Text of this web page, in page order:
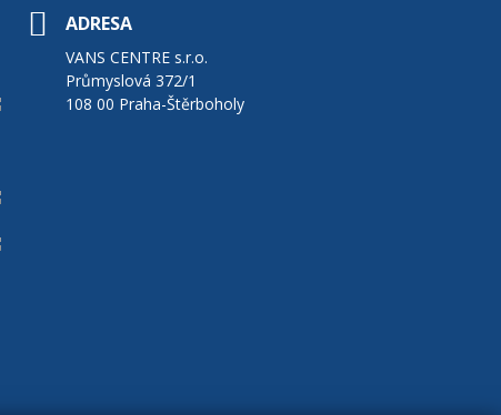
ADRESA
VANS CENTRE s.r.o.
Průmyslová 372/1
108 00 Praha-Štěrboholy